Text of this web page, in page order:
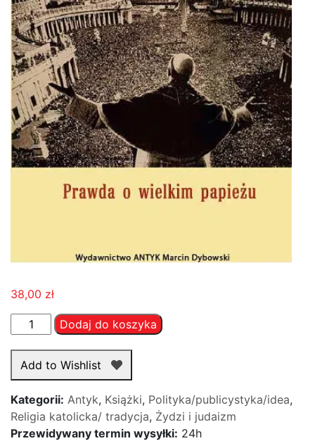
38,00 zł
ilość
Pius
XII
Prawda
o
wielkim
Dodaj do koszyka
Add to Wishlist
Kategorii: Antyk, Książki, Polityka/publicystyka/idea,
Religia katolicka/ tradycja, Żydzi i judaizm
Przewidywany termin wysyłki: 24h